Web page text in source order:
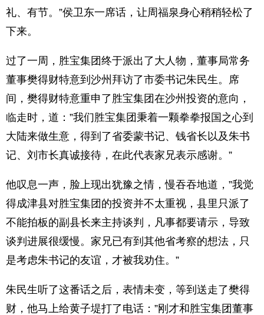
礼、有节。”侯卫东一席话，让周福泉身心稍稍轻松了
下来。
过了一周，胜宝集团终于派出了大人物，董事局常务
董事樊得财特意到沙州拜访了市委书记朱民生。席
间，樊得财特意重申了胜宝集团在沙州投资的意向，
临走时，道：”我们胜宝集团秉着一颗拳拳报国之心到
大陆来做生意，得到了省委蒙书记、钱省长以及朱书
记、刘市长真诚接待，在此代表家兄表示感谢。”
他叹息一声，脸上现出犹豫之情，慢吞吞地道，”我觉
得成津县对胜宝集团的投资并不太重视，县里只派了
不能拍板的副县长来主持谈判，凡事都要请示，导致
谈判进展很缓慢。家兄已有到其他省考察的想法，只
是考虑朱书记的友谊，才被我劝住。”
朱民生听了这番话之后，表情未变，等到送走了樊得
财，他马上给黄子堤打了电话：”刚才和胜宝集团董事